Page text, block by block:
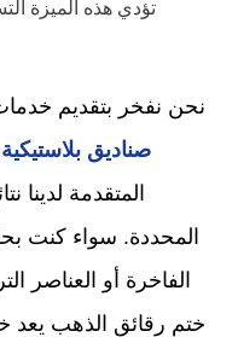
تؤدي هذه الميزة
نحن نفخر بتقديم
صناديق بلاستيكية
المتقدمة لدينا
المحددة. سواء كنت
الفاخرة أو العناصر
ختم رقائق الذهب يعد